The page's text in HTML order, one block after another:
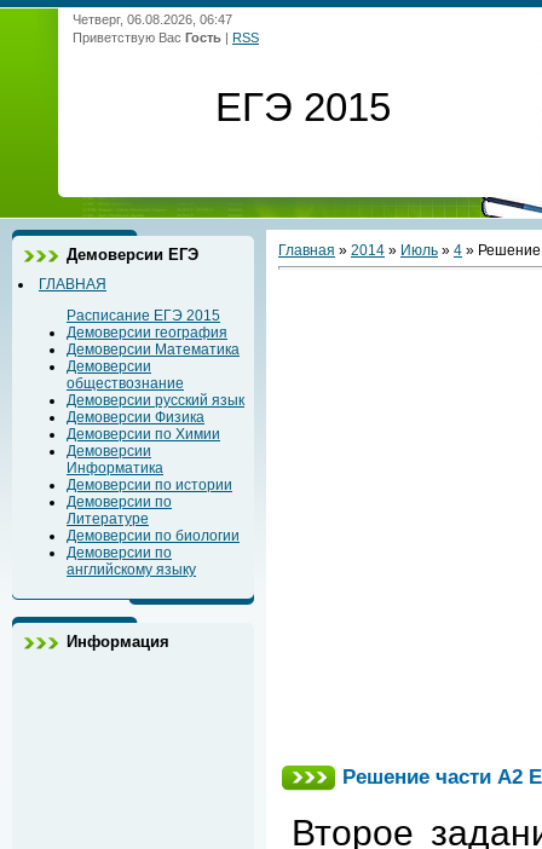
Четверг, 06.08.2026, 06:47
Приветствую Вас Гость | RSS
ЕГЭ 2015
Демоверсии ЕГЭ
ГЛАВНАЯ
Расписание ЕГЭ 2015
Демоверсии география
Демоверсии Математика
Демоверсии
обществознание
Демоверсии русский язык
Демоверсии Физика
Демоверсии по Химии
Демоверсии
Информатика
Демоверсии по истории
Демоверсии по
Литературе
Демоверсии по биологии
Демоверсии по
английскому языку
Информация
Главная » 2014 » Июль » 4 » Решение
Решение части А2
Второе